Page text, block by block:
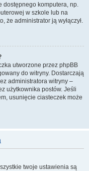
dostępnego komputera, np.
w szkole lub na
że administrator ją wyłączył.
utworzone przez phpBB
do witryny. Dostarczają
administratora witryny –
użytkownika postów. Jeśli
usunięcie ciasteczek może
twoje ustawienia są